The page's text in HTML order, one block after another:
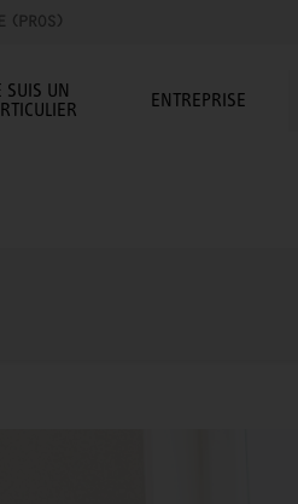
(PROS)
SUIS UN
ENTREPRISE